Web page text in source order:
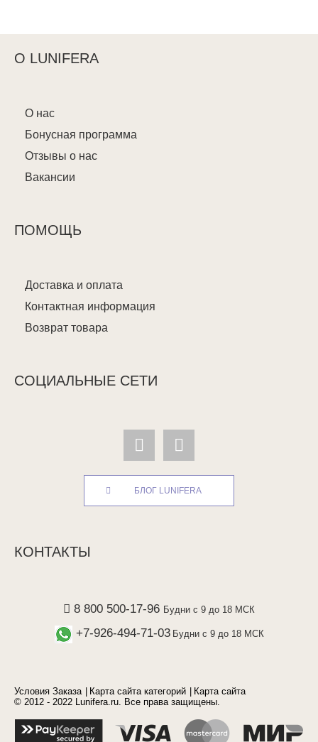
О LUNIFERA
О нас
Бонусная программа
Отзывы о нас
Вакансии
ПОМОЩЬ
Доставка и оплата
Контактная информация
Возврат товара
СОЦИАЛЬНЫЕ СЕТИ
БЛОГ LUNIFERA
КОНТАКТЫ
8 800 500-17-96 Будни с 9 до 18 МСК
+7-926-494-71-03 Будни с 9 до 18 МСК
Условия Заказа Карта сайта категорий
Карта сайта
© 2012 - 2022 Lunifera.ru. Все права защищены.